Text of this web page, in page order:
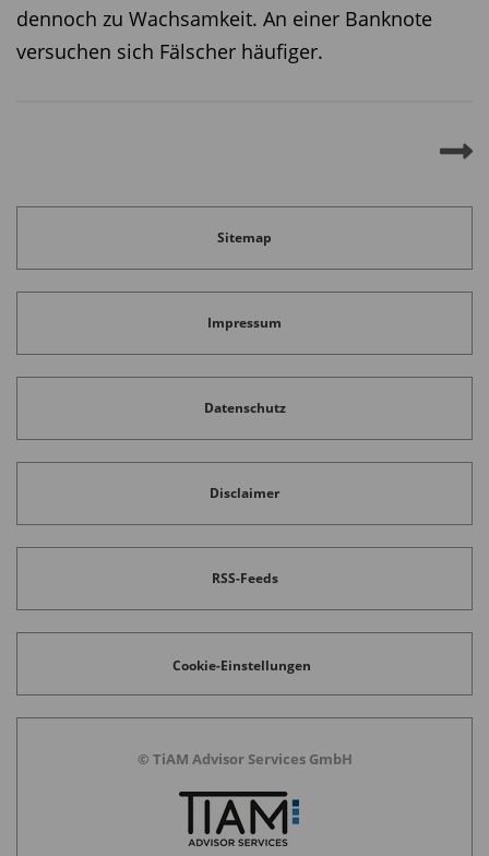
dennoch zu Wachsamkeit. An einer Banknote
versuchen sich Fälscher häufiger.
Sitemap
Impressum
Datenschutz
Disclaimer
RSS-Feeds
Cookie-Einstellungen
© TiAM Advisor Services GmbH